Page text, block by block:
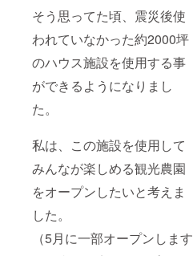
そう思ってた頃、震災後使
われていなかった約2000坪
のハウス施設を使用する事
ができるようになりまし
た。
私は、この施設を使用して
みんなが楽しめる観光農園
をオープンしたいと考えま
した。
（5月に一部オープンします